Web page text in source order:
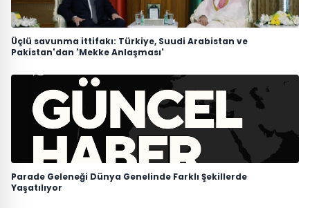
Üçlü savunma ittifakı: Türkiye, Suudi Arabistan ve
Pakistan'dan 'Mekke Anlaşması'
Parade Geleneği Dünya Genelinde Farklı Şekillerde
Yaşatılıyor